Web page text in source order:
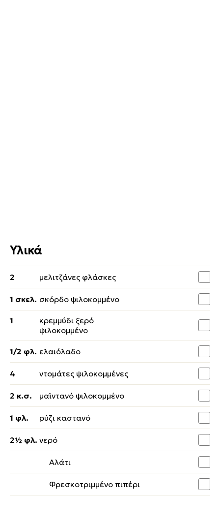
Υλικά
2 μελιτζάνες φλάσκες
1 σκελ. σκόρδο ψιλοκομμένο
1
κρεμμύδι ξερό
ψιλοκομμένο
1/2 φλ. ελαιόλαδο
4 ντομάτες ψιλοκομμένες
2 κ.σ. μαϊντανό ψιλοκομμένο
1 φλ. ρύζι καστανό
2½ φλ. νερό
Αλάτι
Φρεσκοτριμμένο πιπέρι